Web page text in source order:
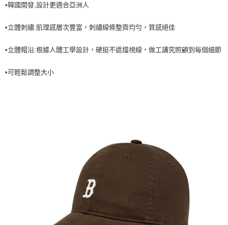
每筆NT$60，滿NT$499(含以上)免運費
宅配滿699免運
•韓國開發,設計更適合亞洲人
•立體刺繡:肌理感層次豐富，刺繡線條整齊均勻，質感絕佳
•立體帽沿:根據人體工學設計，硬挺不遮擋視線，做工講究照顧到每個細節
•可輕鬆調整大小